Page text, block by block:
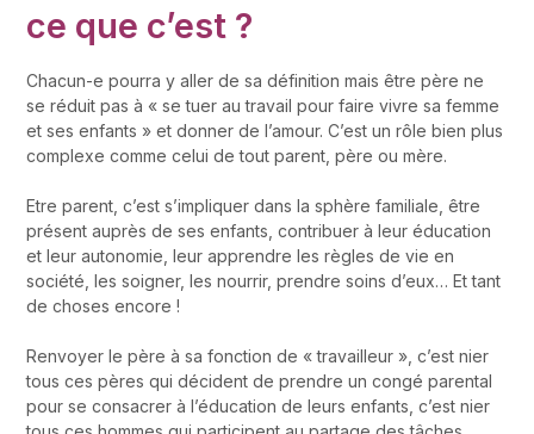
ce que c’est ?
Chacun-e pourra y aller de sa définition mais être père ne
se réduit pas à « se tuer au travail pour faire vivre sa femme
et ses enfants » et donner de l’amour. C’est un rôle bien plus
complexe comme celui de tout parent, père ou mère.
Etre parent, c’est s’impliquer dans la sphère familiale, être
présent auprès de ses enfants, contribuer à leur éducation
et leur autonomie, leur apprendre les règles de vie en
société, les soigner, les nourrir, prendre soins d’eux… Et tant
de choses encore !
Renvoyer le père à sa fonction de « travailleur », c’est nier
tous ces pères qui décident de prendre un congé parental
pour se consacrer à l’éducation de leurs enfants, c’est nier